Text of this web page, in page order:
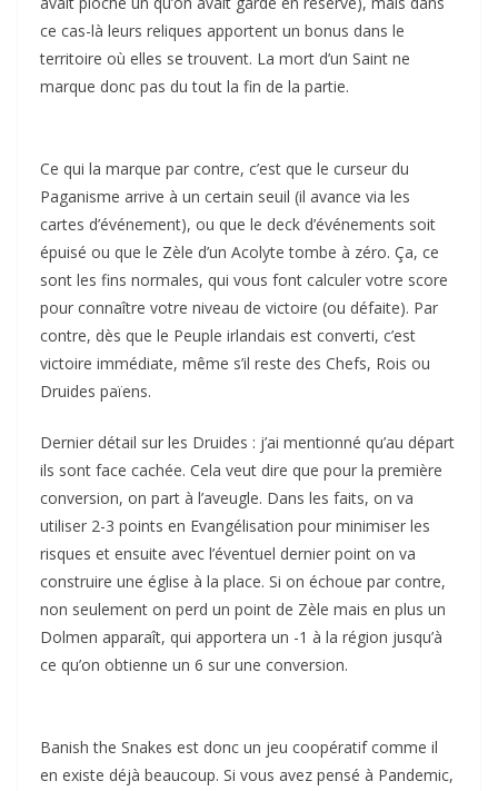
ce cas-là leurs reliques apportent un bonus dans le
territoire où elles se trouvent. La mort d’un Saint ne
marque donc pas du tout la fin de la partie.
Ce qui la marque par contre, c’est que le curseur du
Paganisme arrive à un certain seuil (il avance via les
cartes d’événement), ou que le deck d’événements soit
épuisé ou que le Zèle d’un Acolyte tombe à zéro. Ça, ce
sont les fins normales, qui vous font calculer votre score
pour connaître votre niveau de victoire (ou défaite). Par
contre, dès que le Peuple irlandais est converti, c’est
victoire immédiate, même s’il reste des Chefs, Rois ou
Druides païens.
Dernier détail sur les Druides : j’ai mentionné qu’au départ
ils sont face cachée. Cela veut dire que pour la première
conversion, on part à l’aveugle. Dans les faits, on va
utiliser 2-3 points en Evangélisation pour minimiser les
risques et ensuite avec l’éventuel dernier point on va
construire une église à la place. Si on échoue par contre,
non seulement on perd un point de Zèle mais en plus un
Dolmen apparaît, qui apportera un -1 à la région jusqu’à
ce qu’on obtienne un 6 sur une conversion.
Banish the Snakes est donc un jeu coopératif comme il
en existe déjà beaucoup. Si vous avez pensé à Pandemic,